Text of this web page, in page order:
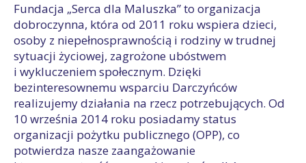
Fundacja „Serca dla Maluszka” to organizacja
dobroczynna, która od 2011 roku wspiera dzieci,
osoby z niepełnosprawnością i rodziny w trudnej
sytuacji życiowej, zagrożone ubóstwem
i wykluczeniem społecznym. Dzięki
bezinteresownemu wsparciu Darczyńców
realizujemy działania na rzecz potrzebujących. Od
10 września 2014 roku posiadamy status
organizacji pożytku publicznego (OPP), co
potwierdza nasze zaangażowanie